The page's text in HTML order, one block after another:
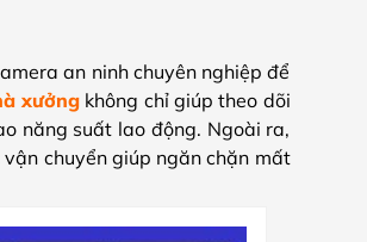
an ninh chuyên nghiệp để
xưởng không chỉ giúp theo dõi
năng suất lao động. Ngoài ra,
chuyển giúp ngăn chặn mất